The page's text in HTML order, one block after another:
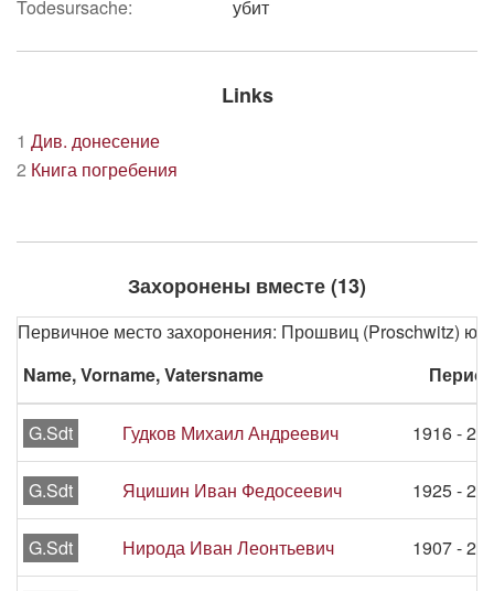
Todesursache:
убит
Links
1 Див. донесение
2 Книга погребения
Захоронены вместе (13)
Первичное место захоронения: Прошвиц (Proschwitz)
Name, Vorname, Vatersname
G.Sdt Гудков Михаил Андреевич 1916 -
G.Sdt Яцишин Иван Федосеевич 1925 -
G.Sdt Нирода Иван Леонтьевич 1907 -